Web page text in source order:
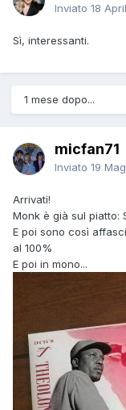
Inviato 18
Sì, interessanti.
1 mese dopo...
micfan71
Inviato 19
Arrivati!
Monk è già sul piatto:
E poi sono così
al 100%
E poi in mono...